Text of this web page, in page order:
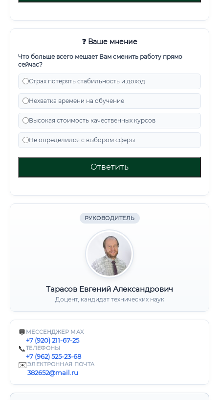
❓ Ваше мнение
Что больше всего мешает Вам сменить работу прямо
сейчас?
Страх потерять стабильность и доход
Нехватка времени на обучение
Высокая стоимость качественных курсов
Не определился с выбором сферы
Ответить
РУКОВОДИТЕЛЬ
Тарасов Евгений Александрович
Доцент, кандидат технических наук
💬 МЕССЕНДЖЕР MAX
+7 (920) 211-67-25
📞ТЕЛЕФОНЫ
+7 (962) 525-23-68
✉️ЭЛЕКТРОННАЯ ПОЧТА
382652@mail.ru